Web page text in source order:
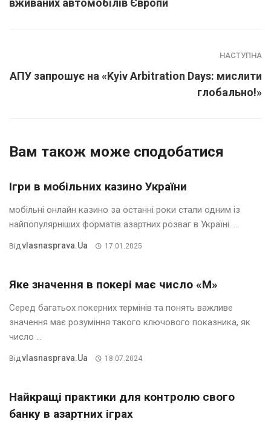
вживаних автомобілів Європи
НАСТУПНА
АПУ запрошує на «Kyiv Arbitration Days: мислити
глобально!»
Вам також може сподобатися
Ігри в мобільних казино України
мобільні онлайн казино за останні роки стали одним із
найпопулярніших форматів азартних розваг в Україні. ...
Від Vlasnasprava.ua 17.01.2025
Яке значення в покері має число «М»
Серед багатьох покерних термінів та понять важливе
значення має розуміння такого ключового показника, як
число ...
Від Vlasnasprava.ua 18.07.2024
Найкращі практики для контролю свого
банку в азартних іграх